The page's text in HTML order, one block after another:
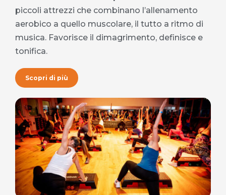
piccoli attrezzi che combinano l’allenamento
aerobico a quello muscolare, il tutto a ritmo di
musica. Favorisce il dimagrimento, definisce e
tonifica.
Scopri di più